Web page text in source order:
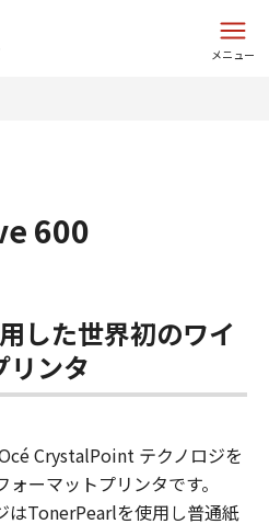
メニュー
600
した世界初のワイ
リンタ
CrystalPoint テクノロジを
ーマットプリンタです。
はTonerPearlを使用し普通紙